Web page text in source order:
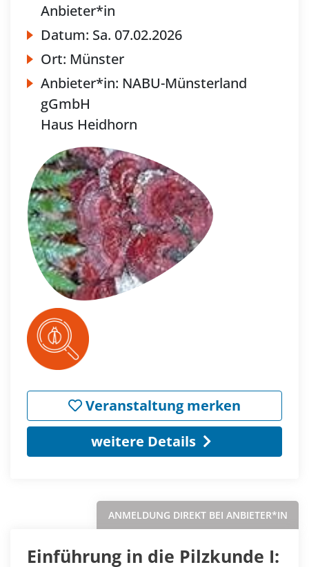
Anbieter*in
Datum: Sa. 07.02.2026
Ort: Münster
Anbieter*in: NABU-Münsterland
gGmbH
Haus Heidhorn
Veranstaltung merken
weitere Details
ANMELDUNG DIREKT BEI ANBIETER*IN
Einführung in die Pilzkunde I: